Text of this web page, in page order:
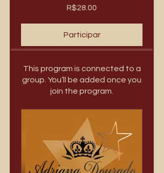
R$28.00
Participar
This program is connected to a
group. You’ll be added once you
join the program.